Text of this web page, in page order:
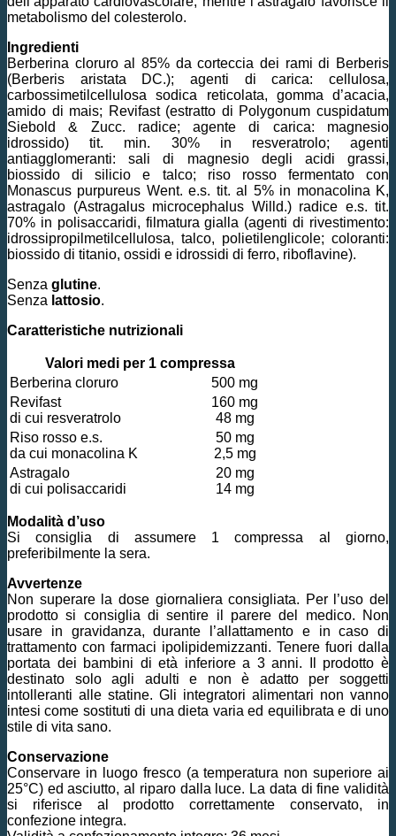
metabolismo del colesterolo.
Ingredienti
Berberina cloruro al 85% da corteccia dei rami di Berberis
(Berberis aristata DC.); agenti di carica: cellulosa,
carbossimetilcellulosa sodica reticolata, gomma d’acacia,
amido di mais; Revifast (estratto di Polygonum cuspidatum
Siebold & Zucc. radice; agente di carica: magnesio
idrossido) tit. min. 30% in resveratrolo; agenti
antiagglomeranti: sali di magnesio degli acidi grassi,
biossido di silicio e talco; riso rosso fermentato con
Monascus purpureus Went. e.s. tit. al 5% in monacolina K,
astragalo (Astragalus microcephalus Willd.) radice e.s. tit.
70% in polisaccaridi, filmatura gialla (agenti di rivestimento:
idrossipropilmetilcellulosa, talco, polietilenglicole; coloranti:
biossido di titanio, ossidi e idrossidi di ferro, riboflavine).
Senza glutine.
Senza lattosio.
Caratteristiche nutrizionali
Valori medi per 1 compressa
Berberina cloruro
500 mg
Revifast
di cui resveratrolo
160 mg
48 mg
Riso rosso e.s.
da cui monacolina K
50 mg
2,5 mg
Astragalo
di cui polisaccaridi
20 mg
14 mg
Modalità d’uso
Si consiglia di assumere 1 compressa al giorno,
preferibilmente la sera.
Avvertenze
Non superare la dose giornaliera consigliata. Per l’uso del
prodotto si consiglia di sentire il parere del medico. Non
usare in gravidanza, durante l’allattamento e in caso di
trattamento con farmaci ipolipidemizzanti. Tenere fuori dalla
portata dei bambini di età inferiore a 3 anni. Il prodotto è
destinato solo agli adulti e non è adatto per soggetti
intolleranti alle statine. Gli integratori alimentari non vanno
intesi come sostituti di una dieta varia ed equilibrata e di uno
stile di vita sano.
Conservazione
Conservare in luogo fresco (a temperatura non superiore ai
25°C) ed asciutto, al riparo dalla luce. La data di fine validità
si riferisce al prodotto correttamente conservato, in
confezione integra.